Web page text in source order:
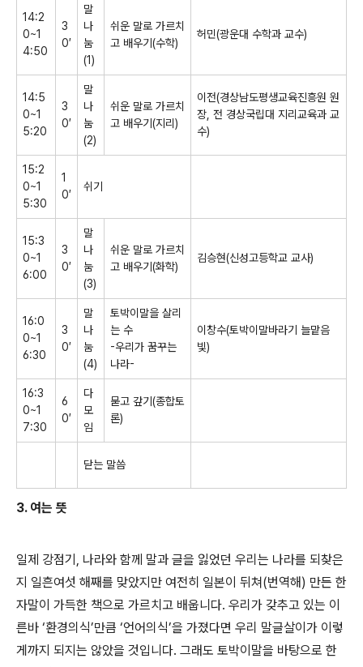
14:2
0~1
4:50
3
0′
말
나
눔
(1)
쉬운 말로 가르치
고 배우기 (수학)
허민(광운대 수학과 교수)
14:5
0~1
5:20
3
0′
말
나
눔
(2)
쉬운 말로 가르치
고 배우기 (지리)
이전(경상남도평생교육진흥원 원
장 전 경상국립대 지리교육과 교
수)
15:2
0~1
5:30
1
0′
쉬기
15:3
0~1
6:00
3
0′
말
나
눔
(3)
쉬운 말로 가르치
고 배우기 (화학)
김승현(신성고등학교 교사)
16:0
0~1
6:30
3
0′
말
나
눔
(4)
토박이말을 살리
는 수
-우리가 꿈꾸는
나라-
이창수(토박이말바라기 늘맡음
빛)
16:3
0~1
7:30
6
0′
다
모
임
묻고 갚기 (종합토
론)
닫는 말씀
3. 여는 뜻
일제 강점기 , 나라와 함께 말과 글을 잃었던 우리는 나라를 되찾은
지 일흔여섯 해째를 맞았지만 여전히 일본이 뒤쳐(번역해) 만든 한
자말이 가득한 책으로 가르치고 배웁니다. 우리가 갖추고 있는 이
른바 ‘환경의식’만큼 ‘언어의식’을 가졌다면 우리 말글살이가 이렇
게까지 되지는 않았을 것입니다. 그래도 토박이말을 바탕으로 한